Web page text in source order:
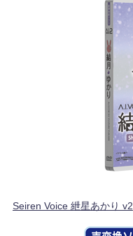
Seiren Voice 紲星あかり v2